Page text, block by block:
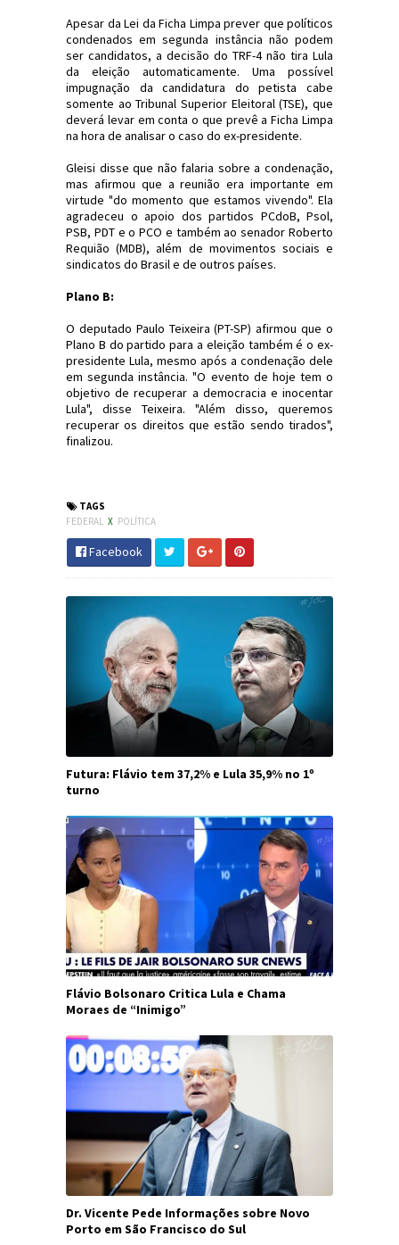
Apesar da Lei da Ficha Limpa prever que políticos
condenados em segunda instância não podem
ser candidatos, a decisão do TRF-4 não tira Lula
da eleição automaticamente. Uma possível
impugnação da candidatura do petista cabe
somente ao Tribunal Superior Eleitoral (TSE), que
deverá levar em conta o que prevê a Ficha Limpa
na hora de analisar o caso do ex-presidente.
Gleisi disse que não falaria sobre a condenação,
mas afirmou que a reunião era importante em
virtude "do momento que estamos vivendo". Ela
agradeceu o apoio dos partidos PCdoB, Psol,
PSB, PDT e o PCO e também ao senador Roberto
Requião (MDB), além de movimentos sociais e
sindicatos do Brasil e de outros países.
Plano B:
O deputado Paulo Teixeira (PT-SP) afirmou que o
Plano B do partido para a eleição também é o ex-
presidente Lula, mesmo após a condenação dele
em segunda instância. "O evento de hoje tem o
objetivo de recuperar a democracia e inocentar
Lula", disse Teixeira. "Além disso, queremos
recuperar os direitos que estão sendo tirados",
finalizou.
TAGS
FEDERAL X POLÍTICA
Facebook
Futura: Flávio tem 37,2% e Lula 35,9% no 1º
turno
Flávio Bolsonaro Critica Lula e Chama
Moraes de “Inimigo”
Dr. Vicente Pede Informações sobre Novo
Porto em São Francisco do Sul